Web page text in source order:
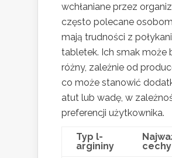
wchłaniane przez
często polecane
mają trudności z
tabletek. Ich smak może
różny, zależnie od
co może stanowić
atut lub wadę, w
preferencji użytkownika.
Typ l-
argininy
cechy